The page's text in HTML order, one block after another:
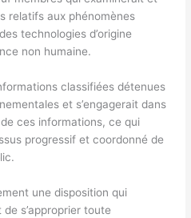
relatifs aux phénomènes
technologies d’origine
non humaine.
classifiées détenues
et s’engagerait dans
ces informations, ce qui
progressif et coordonné de
une disposition qui
s’approprier toute